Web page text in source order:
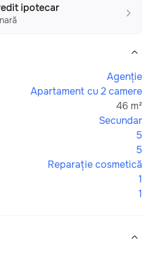
ipotecar
Agenție
Apartament cu 2 camere
46 m²
Secundar
5
5
Reparație cosmetică
1
1